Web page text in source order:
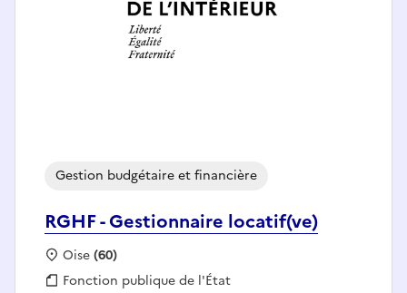
RGHF - Gestionnaire locatif(ve)
Gestion budgétaire et financière
Localisation :
Oise(60)
Fonction publique :
Fonction publique de l'État